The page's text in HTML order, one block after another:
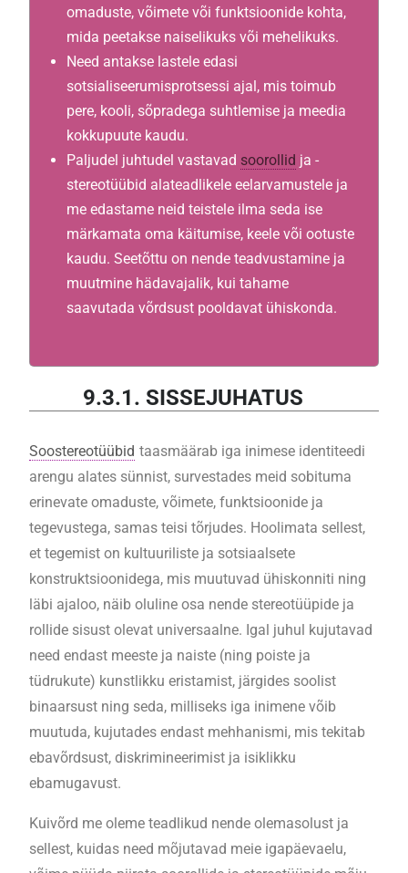
omaduste, võimete või funktsioonide kohta,
mida peetakse naiselikuks või mehelikuks.
Need antakse lastele edasi
sotsialiseerumisprotsessi ajal, mis toimub
pere, kooli, sõpradega suhtlemise ja meedia
kokkupuute kaudu.
Paljudel juhtudel vastavad soorollid ja -
stereotüübid alateadlikele eelarvamustele ja
me edastame neid teistele ilma seda ise
märkamata oma käitumise, keele või ootuste
kaudu. Seetõttu on nende teadvustamine ja
muutmine hädavajalik, kui tahame
saavutada võrdsust pooldavat ühiskonda.
9.3.1. SISSEJUHATUS
Soostereotüübid taasmäärab iga inimese identiteedi
arengu alates sünnist, survestades meid sobituma
erinevate omaduste, võimete, funktsioonide ja
tegevustega, samas teisi tõrjudes. Hoolimata sellest,
et tegemist on kultuuriliste ja sotsiaalsete
konstruktsioonidega, mis muutuvad ühiskonniti ning
läbi ajaloo, näib oluline osa nende stereotüüpide ja
rollide sisust olevat universaalne. Igal juhul kujutavad
need endast meeste ja naiste (ning poiste ja
tüdrukute) kunstlikku eristamist, järgides soolist
binaarsust ning seda, milliseks iga inimene võib
muutuda, kujutades endast mehhanismi, mis tekitab
ebavõrdsust, diskrimineerimist ja isiklikku
ebamugavust.
Kuivõrd me oleme teadlikud nende olemasolust ja
sellest, kuidas need mõjutavad meie igapäevaelu,